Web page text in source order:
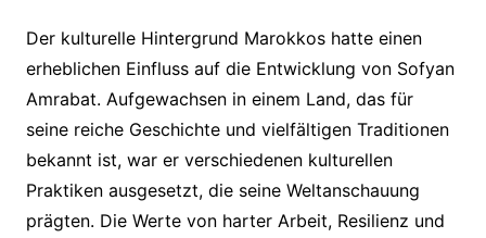
Der kulturelle Hintergrund Marokkos hatte einen
erheblichen Einfluss auf die Entwicklung von Sofyan
Amrabat. Aufgewachsen in einem Land, das für
seine reiche Geschichte und vielfältigen Traditionen
bekannt ist, war er verschiedenen kulturellen
Praktiken ausgesetzt, die seine Weltanschauung
prägten. Die Werte von harter Arbeit, Resilienz und